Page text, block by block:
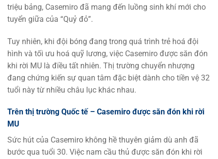
triệu bảng, Casemiro đã mang đến luồng sinh khí mới cho
tuyển giữa của “Quỷ đỏ”.
Tuy nhiên, khi đội bóng đang trong quá trình trẻ hoá đội
hình và tối ưu hoá quỹ lương, việc Casemiro được săn đón
khi rời MU là điều tất nhiên. Thị trường chuyển nhượng
đang chứng kiến sự quan tâm đặc biệt dành cho tiền vệ 32
tuổi này từ nhiều châu lục khác nhau.
Trên thị trường Quốc tế – Casemiro được săn đón khi rời
MU
Sức hút của Casemiro không hề thuyên giảm dù anh đã
bước qua tuổi 30. Việc nam cầu thủ được săn đón khi rời